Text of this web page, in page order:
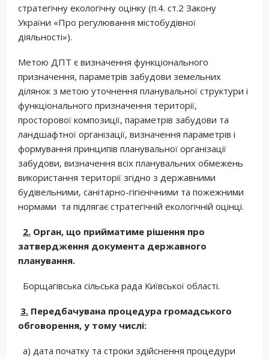
стратегічну екологічну оцінку (п.4. ст.2 Закону
України «Про регулювання містобудівної
діяльності»).
Метою ДПТ є визначення функціонального
призначення, параметрів забудови земельних
ділянок з метою уточнення планувальної структури і
функціонального призначення території,
просторової композиції, параметрів забудови та
ландшафтної організації, визначення параметрів і
формування принципів планувальної організації
забудови, визначення всіх планувальних обмежень
використання території згідно з державними
будівельними, санітарно-гігієнічними та пожежними
нормами та підлягає стратегічній екологічній оцінці.
2. Орган, що прийматиме рішення про
затвердження документа державного
планування.
Борщагівська сільська рада Київської області.
3. Передбачувана процедура громадського
обговорення, у тому числі:
а) дата початку та строки здійснення процедури